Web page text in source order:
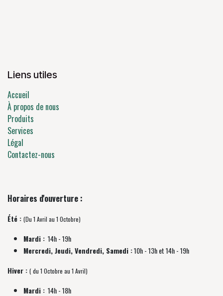
Liens utiles
Accueil
À propos de nous
Produits
Services
Légal
Contactez-nous
Horaires d'ouverture :
Été : (Du 1 Avril au 1 Octobre)
Mardi : 14h - 19h
Mercredi, Jeudi, Vendredi, Samedi :10h - 13h et 14h - 19h
Hiver : ( du 1 Octobre au 1 Avril)
Mardi : 14h - 18h